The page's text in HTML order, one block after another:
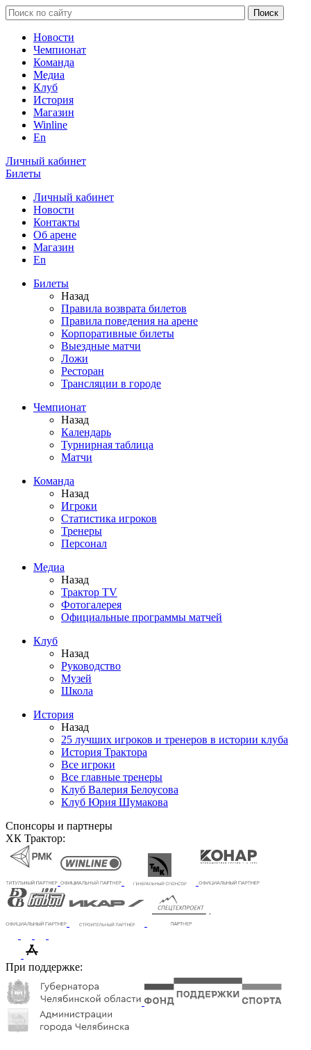
Новости
Чемпионат
Команда
Медиа
Клуб
История
Магазин
Winline
En
Личный кабинет
Билеты
Личный кабинет
Новости
Контакты
Об арене
Магазин
En
Билеты
Назад
Правила возврата билетов
Правила поведения на арене
Корпоративные билеты
Выездные матчи
Ложи
Ресторан
Трансляции в городе
Чемпионат
Назад
Календарь
Турнирная таблица
Матчи
Команда
Назад
Игроки
Статистика игроков
Тренеры
Персонал
Медиа
Назад
Трактор TV
Фотогалерея
Официальные программы матчей
Клуб
Назад
Руководство
Музей
Школа
История
Назад
25 лучших игроков и тренеров в истории клуба
История Трактора
Все игроки
Все главные тренеры
Клуб Валерия Белоусова
Клуб Юрия Шумакова
Спонсоры и партнеры
ХК Трактор:
При поддержке: